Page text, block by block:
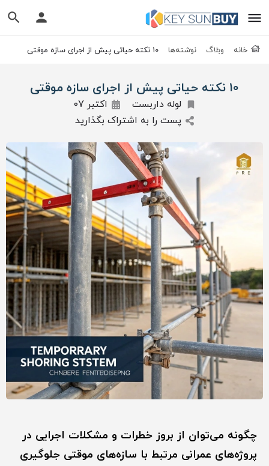
خانه وبلاگ نوشته‌ها 10 نکته حیاتی پیش از اجرای سازه موقتی
10 نکته حیاتی پیش از اجرای سازه موقتی
لوله داربست
اکتبر 07
پست را به اشتراک بگذارید
چگونه می‌توان از بروز خطرات و مشکلات اجرایی در
پروژه‌های عمرانی مرتبط با سازه‌های موقتی جلوگیری